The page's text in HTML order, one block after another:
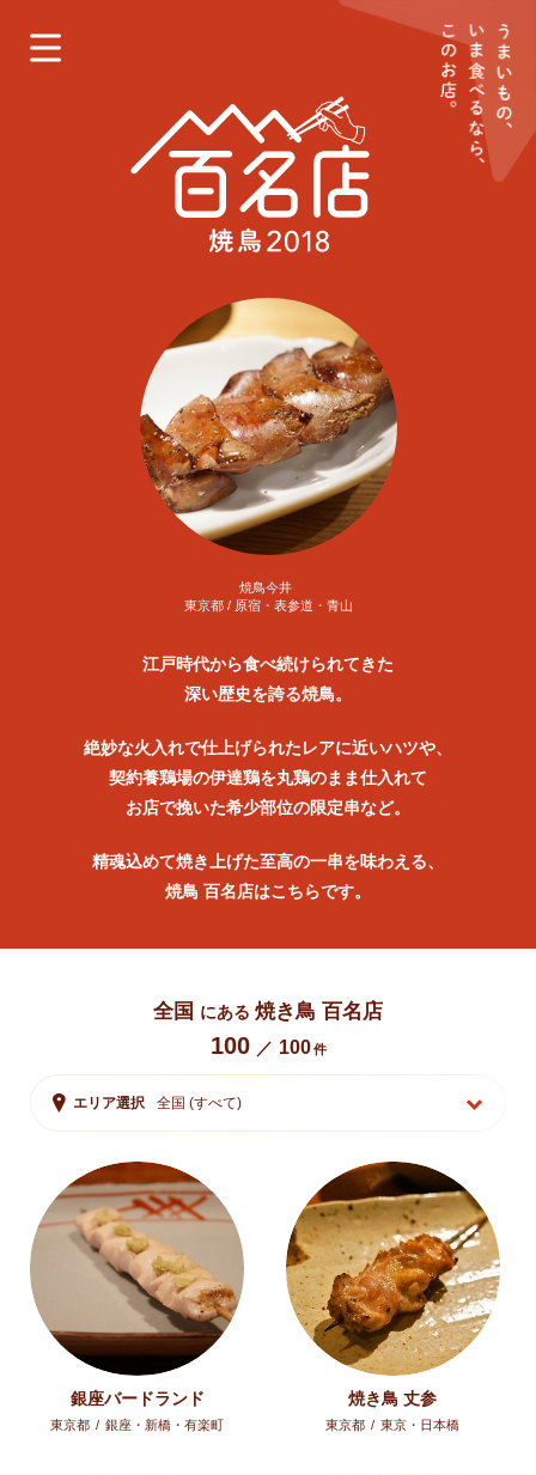
ココロ
徳島県 / 徳島・鳴門
江戸時代から食べ続けられてきた
深い歴史を誇る焼鳥。
絶妙な火入れで仕上げられたレアに近いハツや、
契約養鶏場の伊達鶏を丸鶏のまま仕入れて
お店で挽いた希少部位の限定串など。
精魂込めて焼き上げた至高の一串を味わえる、
焼鳥 百名店はこちらです。
全国 にある 焼き鳥 百名店
100 ／ 100 件
エリア選択 全国 (すべて)
銀座バードランド
東京都 / 銀座・新橋・有楽町
焼き鳥 丈参
東京都 / 東京・日本橋